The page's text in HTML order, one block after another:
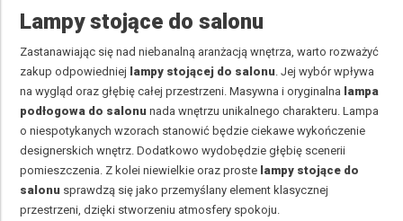
Lampy stojące do salonu
Zastanawiając się nad niebanalną aranżacją wnętrza, warto rozważyć
zakup odpowiedniej lampy stojącej do salonu . Jej wybór wpływa
na wygląd oraz głębię całej przestrzeni. Masywna i oryginalna lampa
podłogowa do salonu nada wnętrzu unikalnego charakteru. Lampa
o niespotykanych wzorach stanowić będzie ciekawe wykończenie
designerskich wnętrz. Dodatkowo wydobędzie głębię scenerii
pomieszczenia. Z kolei niewielkie oraz proste ampy stojące do
salonu sprawdzą się jako przemyślany element klasycznej
przestrzeni, dzięki stworzeniu atmosfery spokoju.